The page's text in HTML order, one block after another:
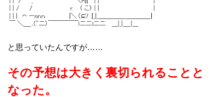
と思っていたんですが……
その予想は大きく裏切られることと
なった。